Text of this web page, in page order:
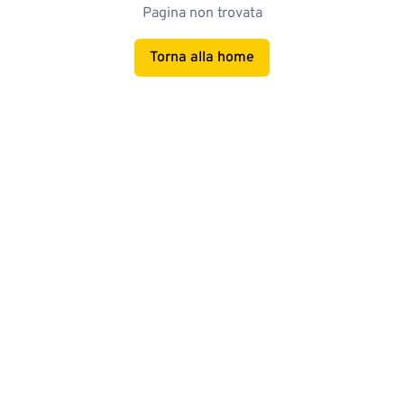
Pagina non trovata
Torna alla home